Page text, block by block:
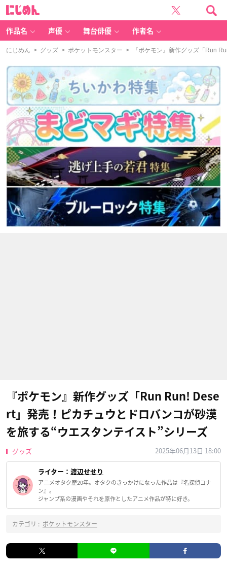
作品名 声優 舞台俳優 作者名
にじめん > グッズ > ポケットモンスター > 『ポケモン』新作グッズ「Run
『ポケモン』新作グッズ「Run Run! Dese
rt」発売！ピカチュウとドロバンコが砂漠
を旅する“ウエスタンテイスト”シリーズ
グッズ 2025年06月13日 18:00
ライター： 渡辺せせり
アニメオタク歴20年。オタクのきっかけになった作品は『名探偵コナ
ン』。
ジャンプ系の漫画やそれを原作としたアニメ作品が特に好き。
カテゴリ : ポケットモンスター